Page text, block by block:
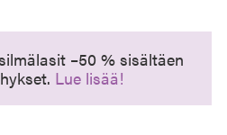
–50 % sisältäen
Lue lisää!